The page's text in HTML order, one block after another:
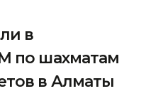
в
по шахматам
в Алматы